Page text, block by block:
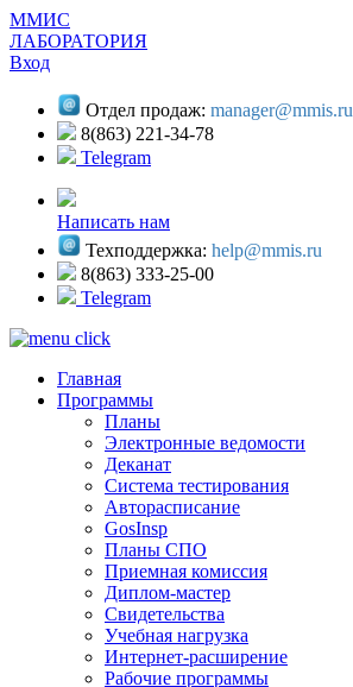
ММИС
ЛАБОРАТОРИЯ
Вход
Отдел продаж: manager@mmis.ru
8(863) 221-34-78
Telegram
Написать нам
Техподдержка: help@mmis.ru
8(863) 333-25-00
Telegram
Главная
Программы
Планы
Электронные ведомости
Деканат
Система тестирования
Авторасписание
GosInsp
Планы СПО
Приемная комиссия
Диплом-мастер
Свидетельства
Учебная нагрузка
Интернет-расширение
Рабочие программы